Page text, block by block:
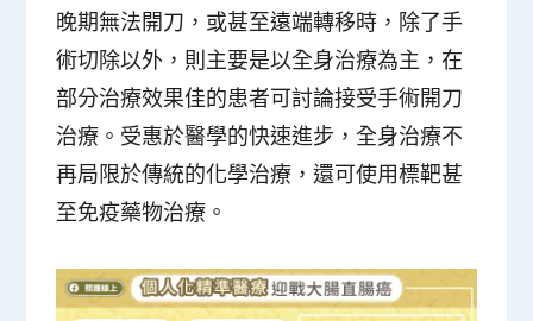
晚期無法開刀，或甚至遠端轉移時，除了手
術切除以外，則主要是以全身治療為主，在
部分治療效果佳的患者可討論接受手術開刀
治療。受惠於醫學的快速進步，全身治療不
再局限於傳統的化學治療，還可使用標靶甚
至免疫藥物治療。